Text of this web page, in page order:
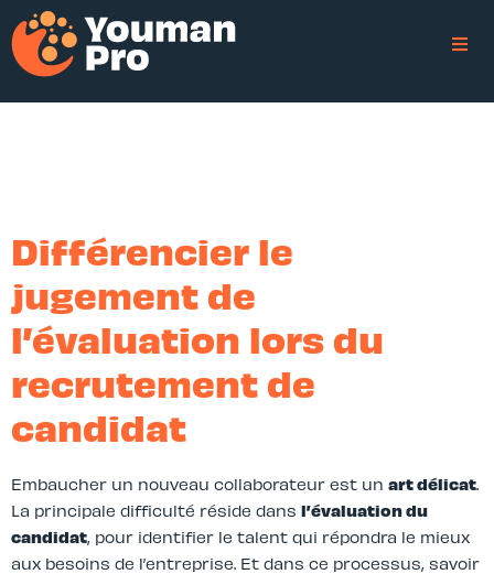
Différencier le
jugement de
l’évaluation lors du
recrutement de
candidat
Embaucher un nouveau collaborateur est un art délicat.
La principale difficulté réside dans l’évaluation du
candidat, pour identifier le talent qui répondra le mieux
aux besoins de l’entreprise. Et dans ce processus, savoir